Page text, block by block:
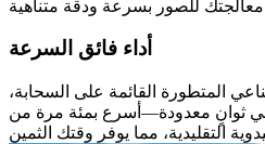
أداء فائق السرعة
المتطورة القائمة على السحابة،
في ثوانٍ معدودة—أسرع بمئة مرة من